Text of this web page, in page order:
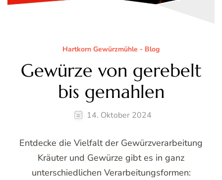
Hartkorn Gewürzmühle - Blog
Gewürze von gerebelt
bis gemahlen
14. Oktober 2024
Entdecke die Vielfalt der Gewürzverarbeitung
Kräuter und Gewürze gibt es in ganz
unterschiedlichen Verarbeitungsformen: